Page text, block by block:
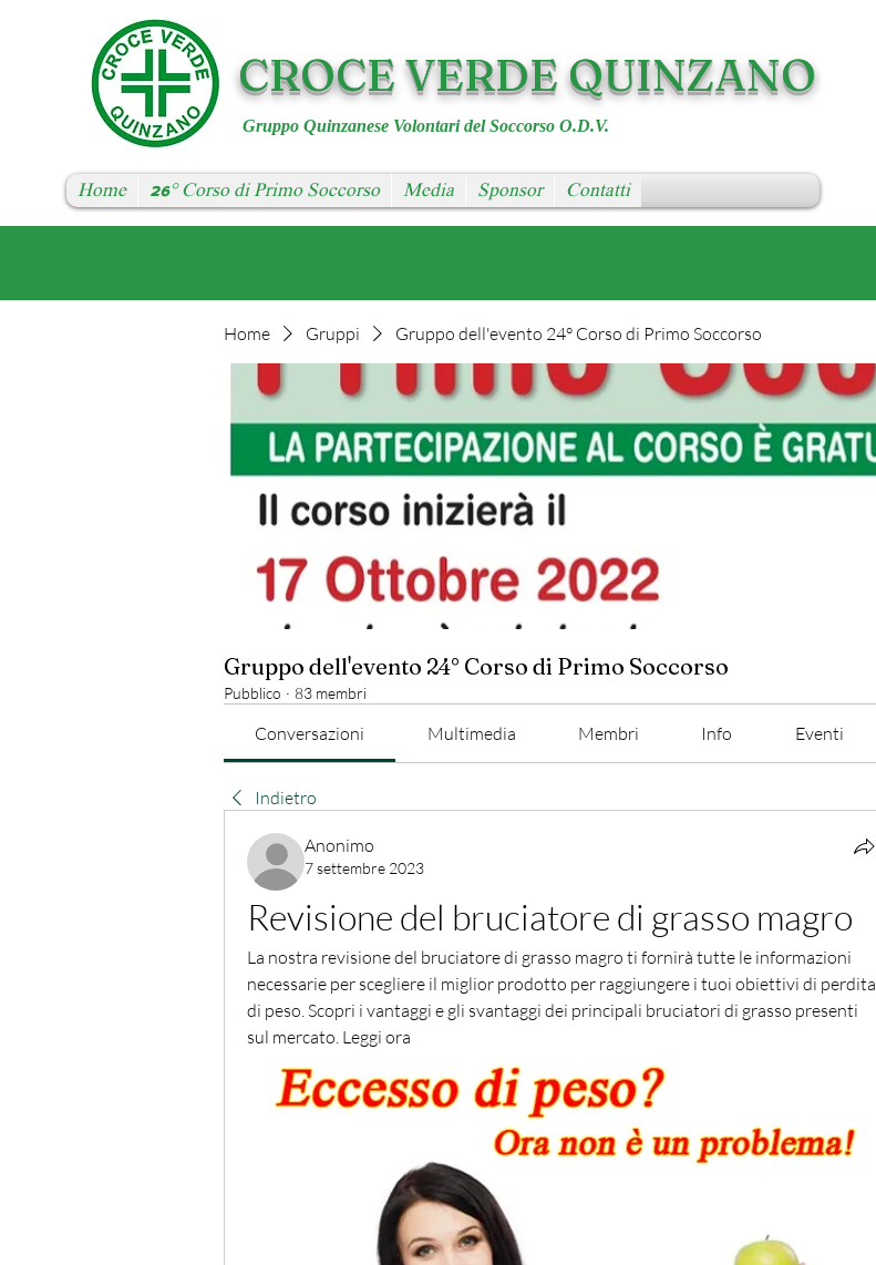
CROCE VERDE QUINZANO
Gruppo Quinzanese Volontari del Soccorso O.D.V.
Home 26° Corso di Primo Soccorso Media Sponsor Contatti
Home Gruppi Gruppo dell'evento 24° Corso di Primo Soccorso
Gruppo dell'evento 24° Corso di Primo Soccorso
Pubblico · 83 membri
Conversazioni Multimedia Membri Info Eventi
Indietro
Anonimo
7 settembre 2023
Revisione del bruciatore di grasso magro
La nostra revisione del bruciatore di grasso magro ti fornirà tutte le informazioni
necessarie per scegliere il miglior prodotto per raggiungere i tuoi obiettivi di perdita
di peso. Scopri i vantaggi e gli svantaggi dei principali bruciatori di grasso presenti
sul mercato. Leggi ora